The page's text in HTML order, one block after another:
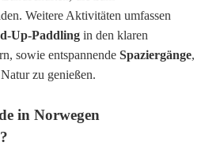
Weitere Aktivitäten umfassen
Up-Paddling in den klaren
sowie entspannende Spaziergänge,
zu genießen.
in Norwegen